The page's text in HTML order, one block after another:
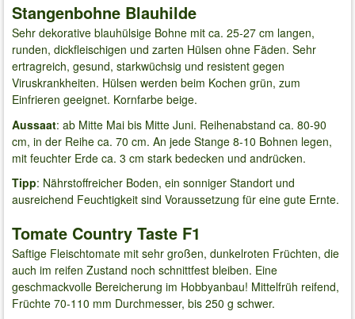
Stangenbohne Blauhilde
Sehr dekorative blauhülsige Bohne mit ca. 25-27 cm langen,
runden, dickfleischigen und zarten Hülsen ohne Fäden. Sehr
ertragreich, gesund, starkwüchsig und resistent gegen
Viruskrankheiten. Hülsen werden beim Kochen grün, zum
Einfrieren geeignet. Kornfarbe beige.
Aussaat: ab Mitte Mai bis Mitte Juni. Reihenabstand ca. 80-90
cm, in der Reihe ca. 70 cm. An jede Stange 8-10 Bohnen legen,
mit feuchter Erde ca. 3 cm stark bedecken und andrücken.
Tipp: Nährstoffreicher Boden, ein sonniger Standort und
ausreichend Feuchtigkeit sind Voraussetzung für eine gute Ernte.
Tomate Country Taste F1
Saftige Fleischtomate mit sehr großen, dunkelroten Früchten, die
auch im reifen Zustand noch schnittfest bleiben. Eine
geschmackvolle Bereicherung im Hobbyanbau! Mittelfrüh reifend,
Früchte 70-110 mm Durchmesser, bis 250 g schwer.